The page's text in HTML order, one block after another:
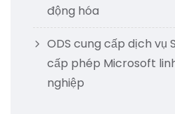
động hóa
ODS cung cấp dịch vụ
cấp phép Microsoft
nghiệp